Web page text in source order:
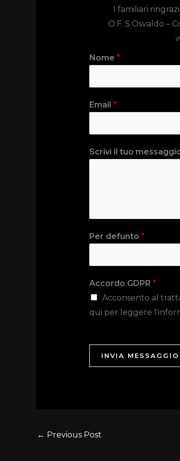
I familiari
O.F. S.Osvaldo –
Nome *
Email *
Scrivi il tuo
Per defunto *
Accordo GDPR *
Acconsento al
qui per leggere
INVIA MESSAGGIO
← Previous Post